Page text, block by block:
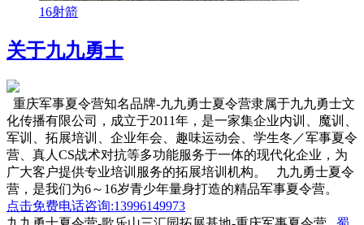
16射箭
关于九九勇士
重庆军事夏令营知名品牌-九九勇士夏令营隶属于九九勇士文
化传播有限公司，成立于2011年，是一家集企业内训、魔训、
军训、拓展培训、企业年会、趣味运动会、学生冬／军事夏令
营、真人CS战术对抗等多功能服务于一体的现代化企业，为
广大客户提供专业培训服务的拓展培训机构。 九九勇士夏令
营，是我们为6～16岁青少年量身打造的精品军事夏令营。
点击免费电话咨询:13996149973